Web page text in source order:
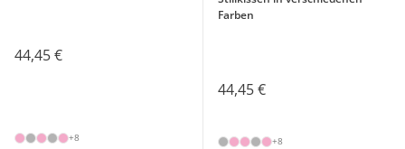
44,45 €
+8
Farben
44,45 €
+8